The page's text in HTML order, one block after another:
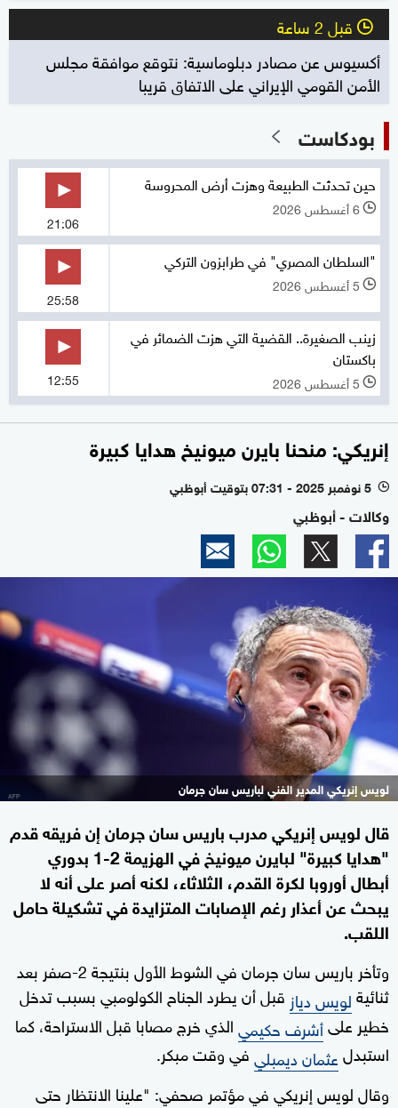
l قبل 2 ساعة
أكسيوس عن مصادر دبلوماسية: نتوقع موافقة مجلس
الأمن القومي الإيراني على الاتفاق قريبا
بودكاست
حين تحدثت الطبيعة وهزت أرض المحروسة
l 6 أغسطس 2026
21:06
"السلطان المصري" في طرابزون التركي
l 5 أغسطس 2026
25:58
زينب الصغيرة.. القضية التي هزت الضمائر في
باكستان
l 5 أغسطس 2026 12:55
إنريكي: منحنا بايرن ميونيخ هدايا كبيرة
l 5 نوفمبر 2025 - 07:31 بتوقيت أبوظبي
وكالات - أبوظبي
لويس إنريكي المدير الفني لباريس سان جرمان
قال لويس إنريكي مدرب باريس سان جرمان إن فريقه قدم
"هدايا كبيرة" لبايرن ميونيخ في الهزيمة 2-1 بدوري
أبطال أوروبا لكرة القدم، الثلاثاء، لكنه أصر على أنه لا
يبحث عن أعذار رغم الإصابات المتزايدة في تشكيلة حامل
اللقب.
وتأخر باريس سان جرمان في الشوط الأول بنتيجة 2-صفر بعد
ثنائيةلويس دياز قبل أن يطرد الجناح الكولومبي بسبب تدخل
خطير علىأشرف حكيميالذي خرج مصابا قبل الاستراحة، كما
استبدلعثمان ديمبليفي وقت مبكر.
وقال لويس إنريكي في مؤتمر صحفي: "علينا الانتظار حتى